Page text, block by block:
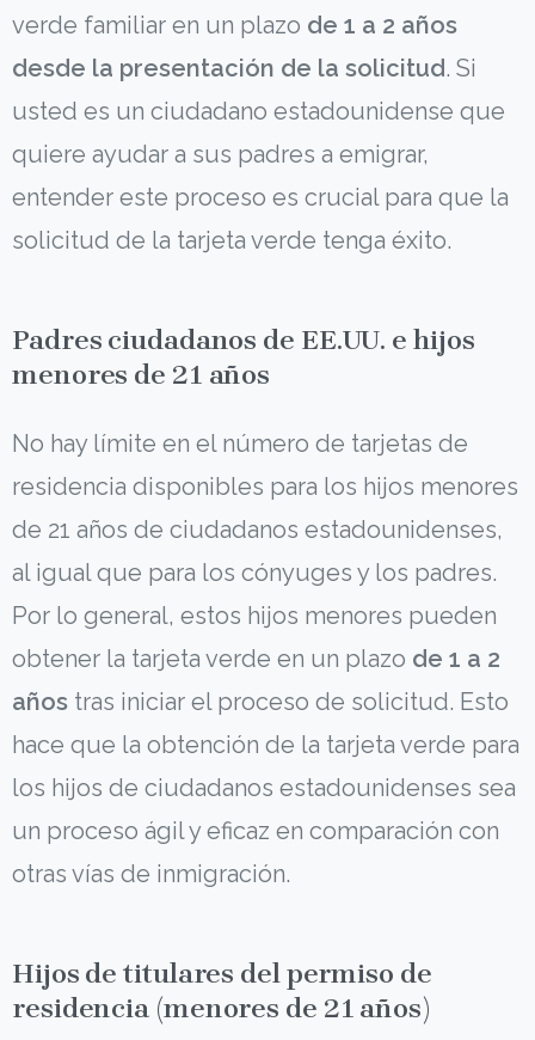
verde familiar en un plazo de 1 a 2 años
desde la presentación de la solicitud. Si
usted es un ciudadano estadounidense que
quiere ayudar a sus padres a emigrar,
entender este proceso es crucial para que la
solicitud de la tarjeta verde tenga éxito.
Padres ciudadanos de EE.UU. e hijos
menores de 21 años
No hay límite en el número de tarjetas de
residencia disponibles para los hijos menores
de 21 años de ciudadanos estadounidenses,
al igual que para los cónyuges y los padres.
Por lo general, estos hijos menores pueden
obtener la tarjeta verde en un plazo de 1 a 2
años tras iniciar el proceso de solicitud. Esto
hace que la obtención de la tarjeta verde para
los hijos de ciudadanos estadounidenses sea
un proceso ágil y eficaz en comparación con
otras vías de inmigración.
Hijos de titulares del permiso de
residencia (menores de 21 años)